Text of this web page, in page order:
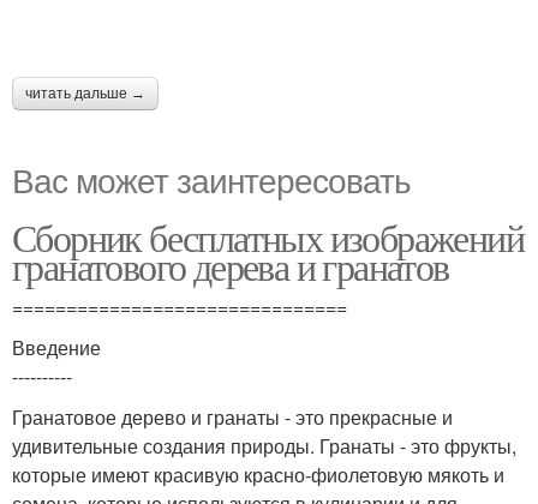
читать дальше →
Вас может заинтересовать
Сборник бесплатных изображений
гранатового дерева и гранатов
===============================
Введение
----------
Гранатовое дерево и гранаты - это прекрасные и
удивительные создания природы. Гранаты - это фрукты,
которые имеют красивую красно-фиолетовую мякоть и